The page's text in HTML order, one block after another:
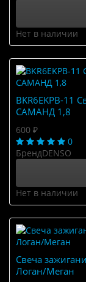
Нет в наличии
BKR6EKPB-11
САМАНД 1,8
600 ₽
0
БрендDENSO
Нет в наличии
Свеча
Логан/Меган